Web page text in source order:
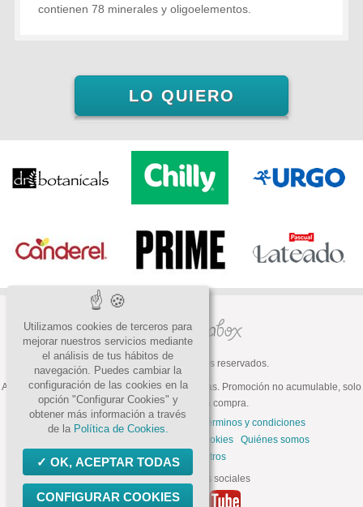
contienen 78 minerales y oligoelementos.
LO QUIERO
© 2026 Todos los derechos reservados.
ATENCIÓN: Oferta válida hasta fin de existencias. Promoción no acumulable, solo
válida para la primera compra.
Preguntas frecuentes
Términos y condiciones
Política de cookies
Quiénes somos
Trabaja con nosotros
Síguenos en las redes sociales
Utilizamos cookies de terceros para
mejorar nuestros servicios mediante
el análisis de tus hábitos de
navegación. Puedes cambiar la
configuración de las cookies en la
opción "Configurar Cookies" y
obtener más información a través
de la Política de Cookies.
OK, ACEPTAR TODAS
CONFIGURAR COOKIES